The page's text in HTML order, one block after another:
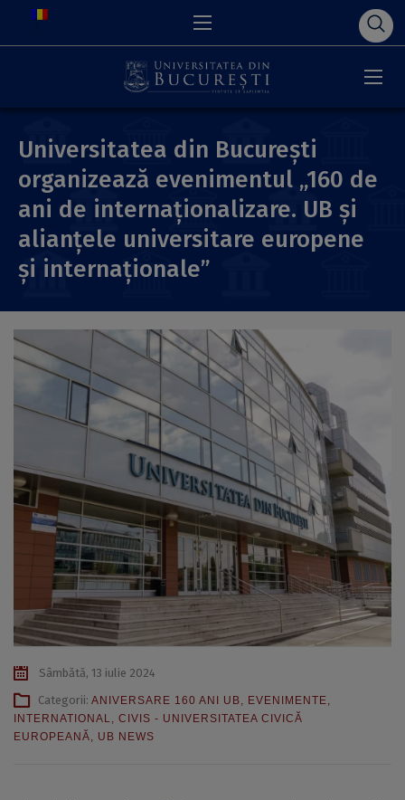
Universitatea din București
organizează evenimentul „160 de
ani de internaționalizare. UB și
alianțele universitare europene
și internaționale”
Sâmbătă, 13 iulie 2024
Categorii: ANIVERSARE 160 ANI UB, EVENIMENTE,
INTERNATIONAL, CIVIS - UNIVERSITATEA CIVICĂ
EUROPEANĂ, UB NEWS